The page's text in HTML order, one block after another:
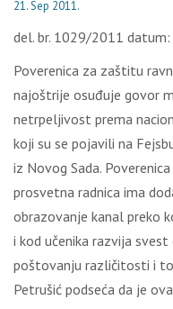
21. Sep 2011.
del. br. 1029/2011 datum:
Poverenica za zaštitu
najoštrije osuđuje govor
netrpeljivost prema
koji su se pojavili na
iz Novog Sada.
prosvetna radnica ima
obrazovanje kanal preko
i kod učenika razvija
poštovanju različitosti i
Petrušić podseća da je